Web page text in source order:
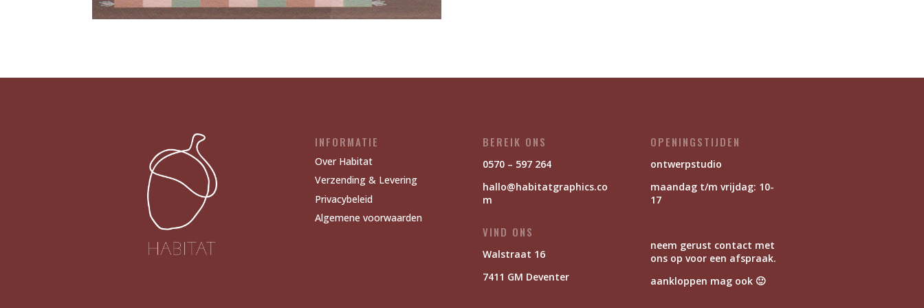
INFORMATIE
Over Habitat
Verzending & Levering
Privacybeleid
Algemene voorwaarden
BEREIK ONS
0570 – 597 264
hallo@habitatgraphics.co
m
VIND ONS
Walstraat 16
7411 GM Deventer
OPENINGSTIJDEN
ontwerpstudio
maandag t/m vrijdag: 10-
17
neem gerust contact met
ons op voor een afspraak.
aankloppen mag ook 🙂